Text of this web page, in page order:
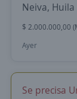
Neiva, Huila
$ 2.000.000,00
Ayer
Se precisa